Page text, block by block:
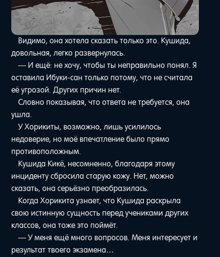
Видимо, она хотела сказать только это. Кушида,
довольная, легко развернулась.
— И ещё: не хочу, чтобы ты неправильно понял. Я
оставила Ибуки-сан только потому, что не считала
её угрозой. Других причин нет.
Словно показывая, что ответа не требуется, она
ушла.
У Хорикиты, возможно, лишь усилилось
недоверие, но моё впечатление было прямо
противоположным.
Кушида Кикё, несомненно, благодаря этому
инциденту сбросила старую кожу. Нет, можно
сказать, она серьёзно преобразилась.
Когда Хорикита узнает, что Кушида раскрыла
свою истинную сущность перед учениками других
классов, она тоже это поймёт.
— У меня ещё много вопросов. Меня интересует и
результат твоего экзамена…